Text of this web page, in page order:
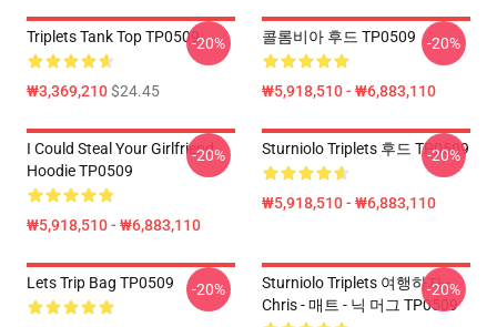
Triplets Tank Top TP0509
₩3,369,210$24.45
-20% 콜롬비아 후드 TP0509
₩5,918,510 - ₩6,883,110
-20%
I Could Steal Your Girlfriend
Hoodie TP0509
₩5,918,510 - ₩6,883,110
-20% Sturniolo Triplets 후드 TP0509
₩5,918,510 - ₩6,883,110
-20%
Lets Trip Bag TP0509 -20%
Sturniolo Triplets 여행하자 -
Chris - 매트 - 닉 머그 TP0509
-20%